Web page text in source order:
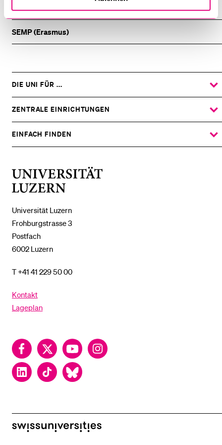
Studierende Outgoing
SEMP (Erasmus)
Universität Luzern
Frohburgstrasse 3
Postfach
6002 Luzern
T +41 41 229 50 00
Kontakt
Lageplan
FacebookTwitter YouTubeInstagram
LinkedInTikTok Bluesky
DIE UNI FÜR ...
ZEIGE
DAS
UNTERMENÜ
ZENTRALE EINRICHTUNGEN
ZEIGE
DAS
UNTERMENÜ
EINFACH FINDEN
ZEIGE
DAS
swissuniversities